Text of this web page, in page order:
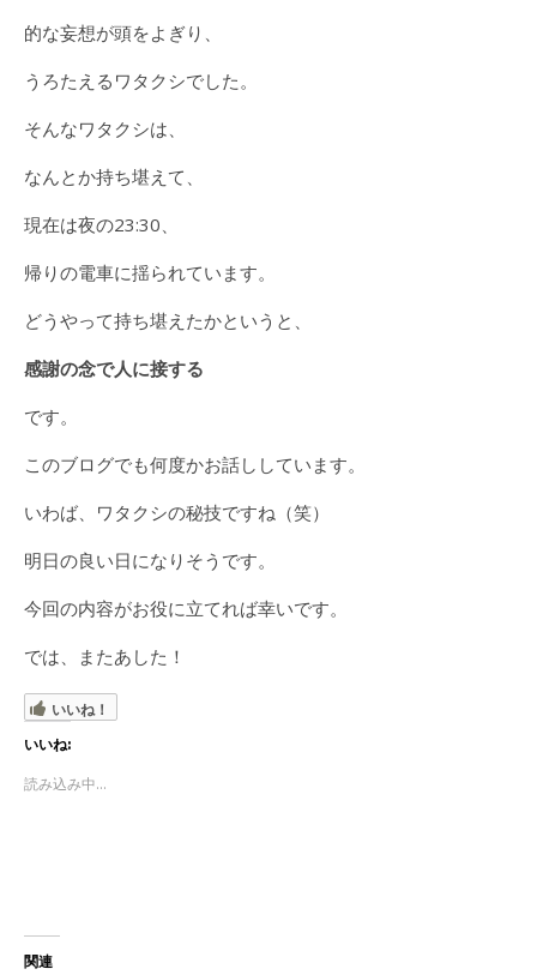
的な妄想が頭をよぎり、
うろたえるワタクシでした。
そんなワタクシは、
なんとか持ち堪えて、
現在は夜の23:30、
帰りの電車に揺られています。
どうやって持ち堪えたかというと、
感謝の念で人に接する
です。
このブログでも何度かお話ししています。
いわば、ワタクシの秘技ですね（笑）
明日の良い日になりそうです。
今回の内容がお役に立てれば幸いです。
では、またあした！
いいね！
いいね:
読み込み中...
関連